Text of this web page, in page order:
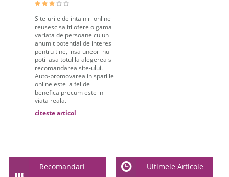
Site-urile de intalniri online
reusesc sa iti ofere o gama
variata de persoane cu un
anumit potential de interes
pentru tine, insa uneori nu
poti lasa totul la alegerea si
recomandarea site-ului.
Auto-promovarea in spatiile
online este la fel de
benefica precum este in
viata reala.
citeste articol
Recomandari Ultimele Articole